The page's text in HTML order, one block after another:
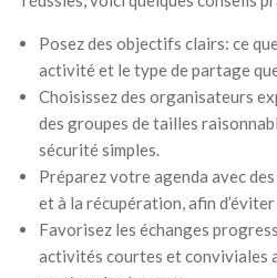
Posez des objectifs clairs: ce
activité et le type de partage
Choisissez des organisateurs
des groupes de tailles
sécurité simples.
Préparez votre agenda avec
et à la récupération, afin
Favorisez les échanges
activités courtes et conviviales